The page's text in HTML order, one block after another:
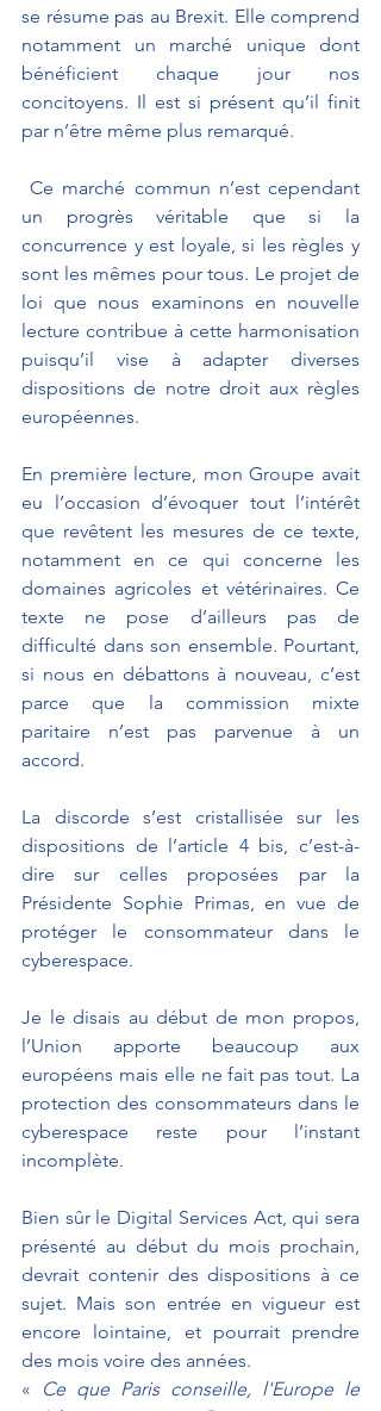
se résume pas au Brexit. Elle comprend
notamment un marché unique dont
bénéficient chaque jour nos
concitoyens. Il est si présent qu’il finit
par n’être même plus remarqué.
Ce marché commun n’est cependant
un progrès véritable que si la
concurrence y est loyale, si les règles y
sont les mêmes pour tous. Le projet de
loi que nous examinons en nouvelle
lecture contribue à cette harmonisation
puisqu’il vise à adapter diverses
dispositions de notre droit aux règles
européennes.
En première lecture, mon Groupe avait
eu l’occasion d’évoquer tout l’intérêt
que revêtent les mesures de ce texte,
notamment en ce qui concerne les
domaines agricoles et vétérinaires. Ce
texte ne pose d’ailleurs pas de
difficulté dans son ensemble. Pourtant,
si nous en débattons à nouveau, c’est
parce que la commission mixte
paritaire n’est pas parvenue à un
accord.
La discorde s’est cristallisée sur les
dispositions de l’article 4 bis, c’est-à-
dire sur celles proposées par la
Présidente Sophie Primas, en vue de
protéger le consommateur dans le
cyberespace.
Je le disais au début de mon propos,
l’Union apporte beaucoup aux
européens mais elle ne fait pas tout. La
protection des consommateurs dans le
cyberespace reste pour l’instant
incomplète.
Bien sûr le Digital Services Act, qui sera
présenté au début du mois prochain,
devrait contenir des dispositions à ce
sujet. Mais son entrée en vigueur est
encore lointaine, et pourrait prendre
des mois voire des années.
«
Ce que Paris conseille, l'Europe le